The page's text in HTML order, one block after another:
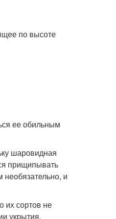
по высоте
ее обильным
шаровидная
прищипывать
необязательно, и
их сортов не
укрытия.